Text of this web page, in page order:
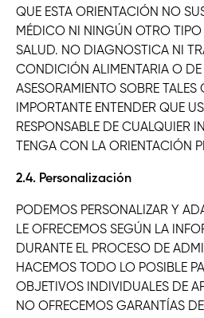
QUE ESTA ORIENTACIÓN NO
MÉDICO NI NINGÚN OTRO TIPO
SALUD. NO DIAGNOSTICA NI
CONDICIÓN ALIMENTARIA O DE
ASESORAMIENTO SOBRE TALES
IMPORTANTE ENTENDER QUE
RESPONSABLE DE CUALQUIER
TENGA CON LA ORIENTACIÓN
2.4. Personalización
PODEMOS PERSONALIZAR Y
LE OFRECEMOS SEGÚN LA
DURANTE EL PROCESO DE
HACEMOS TODO LO POSIBLE
OBJETIVOS INDIVIDUALES DE
NO OFRECEMOS GARANTÍAS